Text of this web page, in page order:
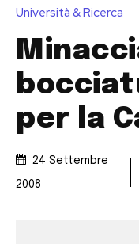
Università & Ricerca
per la
24 Settembre
2008